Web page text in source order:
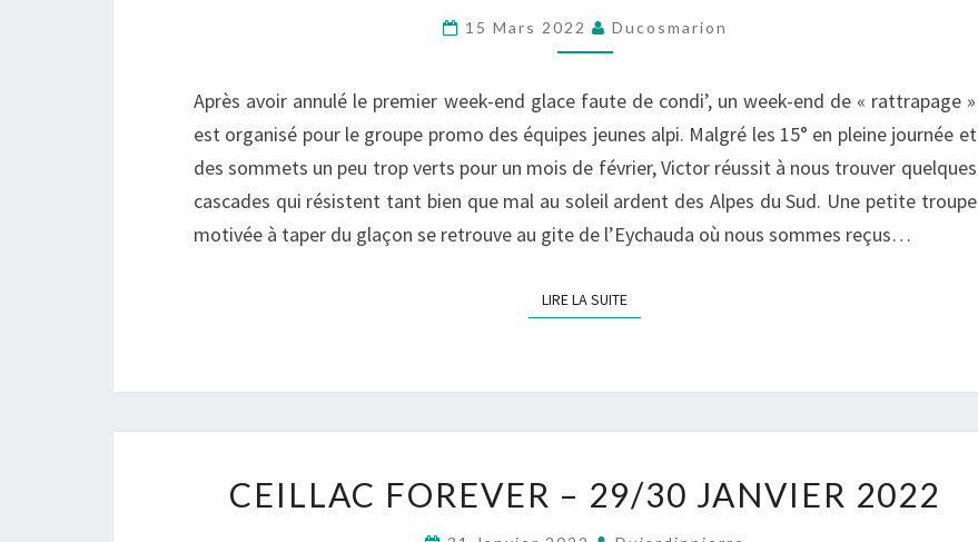
–
IS
DYING…
03/2022
15 Mars 2022 Ducosmarion
Après avoir annulé le premier week-end glace faute de condi’, un week-end de « rattrapage »
est organisé pour le groupe promo des équipes jeunes alpi. Malgré les 15° en pleine journée et
des sommets un peu trop verts pour un mois de février, Victor réussit à nous trouver quelques
cascades qui résistent tant bien que mal au soleil ardent des Alpes du Sud. Une petite troupe
motivée à taper du glaçon se retrouve au gite de l’Eychauda où nous sommes reçus…
LIRE LA SUITELIRE LA SUITE
FOREVER
–
CEILLAC FOREVER – 29/30 JANVIER 2022